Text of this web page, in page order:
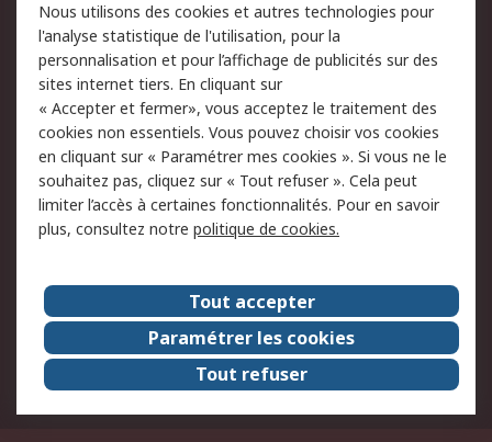
du site
Politique de protection
des données - Mise à
jour
Sécurité des E-mails
Conditions générales
de vente
Politique anti-
corruption
Campagnes marketing
A propos de RS
A propos de RS France
Evénements
Le groupe RS Group Plc
Presse
RS dans le monde
Démarche RSE
Nous rejoindre
RS Particuliers
Nous utilisons des cookies et autres technologies pour
l'analyse statistique de l'utilisation, pour la
personnalisation et pour l’affichage de publicités sur des
sites internet tiers. En cliquant sur
« Accepter et fermer», vous acceptez le traitement des
cookies non essentiels. Vous pouvez choisir vos cookies
en cliquant sur « Paramétrer mes cookies ». Si vous ne le
souhaitez pas, cliquez sur « Tout refuser ». Cela peut
limiter l’accès à certaines fonctionnalités. Pour en savoir
plus, consultez notre politique de cookies.
Tout accepter
Paramétrer les cookies
Tout refuser